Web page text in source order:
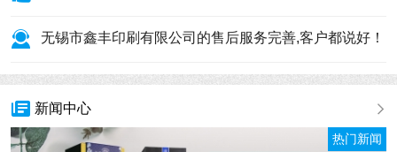
无锡市鑫丰印刷有限公司的售后服务完善,客户都说好！
新闻中心
热门新闻